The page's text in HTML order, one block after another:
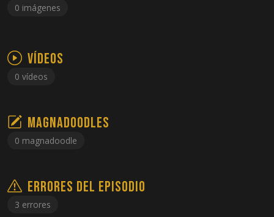
0 imágenes
Vídeos
0 vídeos
Magnadoodles
0 magnadoodle
Errores del episodio
3 errores